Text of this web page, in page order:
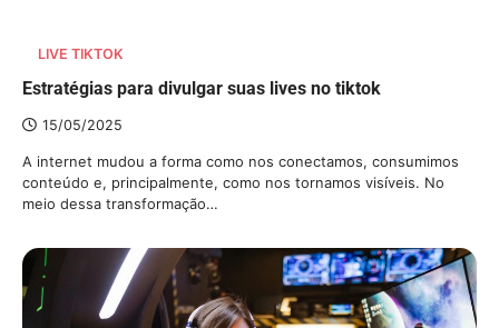
LIVE TIKTOK
Estratégias para divulgar suas lives no tiktok
15/05/2025
A internet mudou a forma como nos conectamos, consumimos
conteúdo e, principalmente, como nos tornamos visíveis. No
meio dessa transformação…